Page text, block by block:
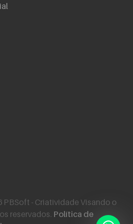
- Criatividade Visando o
reservados. Política de